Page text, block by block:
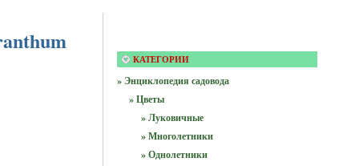
КАТЕГОРИИ
» Энциклопедия садовода
» Цветы
» Луковичные
» Многолетники
» Однолетники